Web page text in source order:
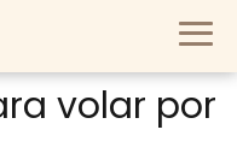
volar por